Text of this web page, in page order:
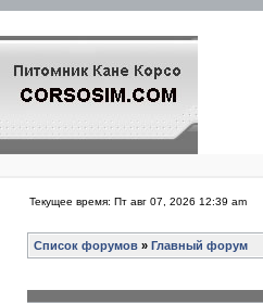
Текущее время: Пт авг 07, 2026 12:39 am
Список форумов » Главный форум